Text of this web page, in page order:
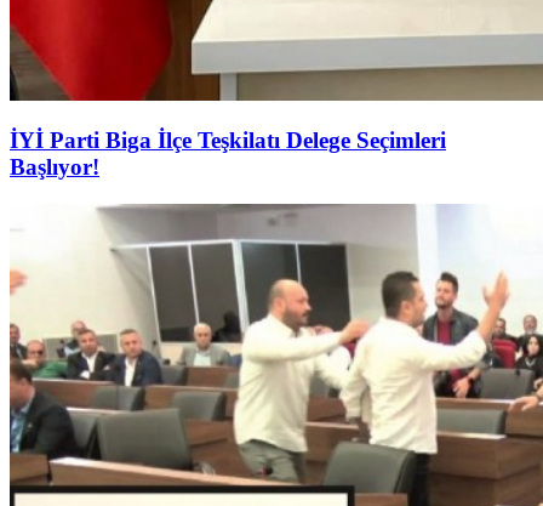
İYİ Parti Biga İlçe Teşkilatı Delege Seçimleri
Başlıyor!